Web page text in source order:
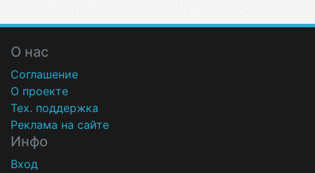
О нас
Соглашение
О проекте
Тех. поддержка
Реклама на сайте
Инфо
Вход